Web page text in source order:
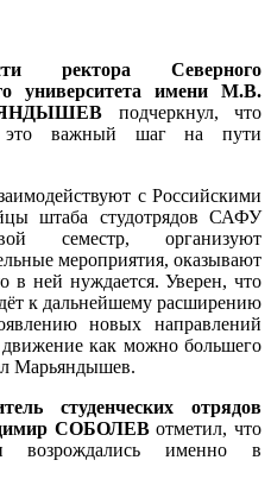
ректора Северного
университета имени М.В.
подчеркнул, что
это важный шаг на пути
с Российскими
штаба студотрядов САФУ
семестр, организуют
мероприятия, оказывают
в ней нуждается. Уверен, что
к дальнейшему расширению
новых направлений
как можно большего
Марьяндышев.
студенческих отрядов
СОБОЛЕВотметил, что
возрождались именно в